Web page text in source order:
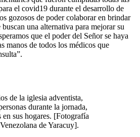
el covid19 durante el desarrollo de
gozosos de poder colaborar en brindar
una alternativa para mejorar su
que el poder del Señor se haya
manos de todos los médicos que
de la iglesia adventista,
durante la jornada,
sus hogares. [Fotografía
de Yaracuy].